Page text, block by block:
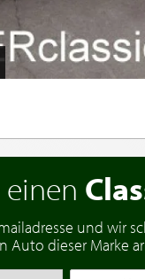
einen
und wir
Auto dieser Marke